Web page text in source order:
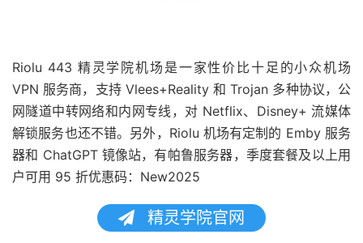
Riolu 443 精灵学院机场是一家性价比十足的小众机场
VPN 服务商，支持 Vlees+Reality 和 Trojan 多种协议，公
网隧道中转网络和内网专线，对 Netflix、Disney+ 流媒体
解锁服务也还不错。另外，Riolu 机场有定制的 Emby 服务
器和 ChatGPT 镜像站，有帕鲁服务器，季度套餐及以上用
户可用 95 折优惠码：New2025
精灵学院官网